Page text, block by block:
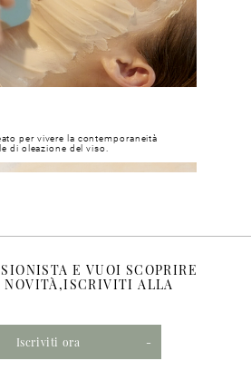
per vivere la contemporaneità
di oleazione del viso.
E VUOI SCOPRIRE
ALLA
Iscriviti ora